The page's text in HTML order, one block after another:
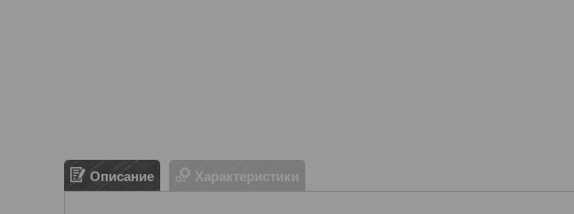
Описание Характеристики